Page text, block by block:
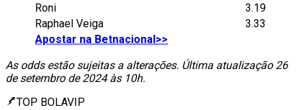
Roni
3.19
Raphael Veiga
3.33
Apostar na Betnacional>>
As odds estão sujeitas a alterações. Última atualização 26
de setembro de 2024 às 10h.
TOP BOLAVIP